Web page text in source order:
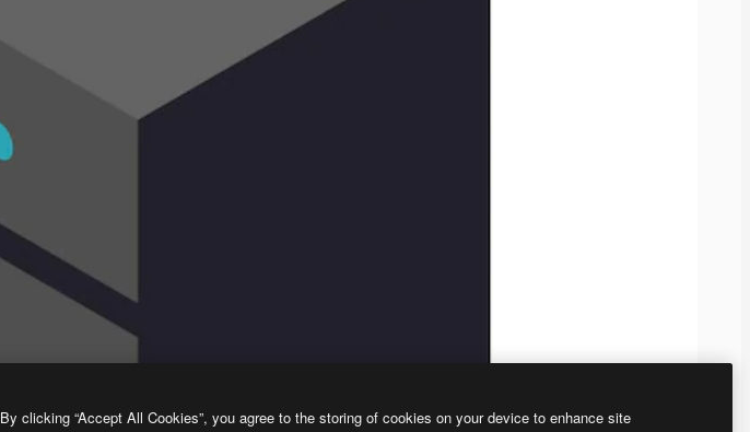
By clicking “Accept All Cookies”, you agree to the storing of cookies on your device to enhance site